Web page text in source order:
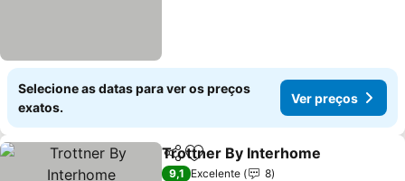
Selecione as datas para ver os preços
exatos.
Ver preços
PartilharAdicionar aos favoritos
Trottner By Interhome
9,1 Excelente
8